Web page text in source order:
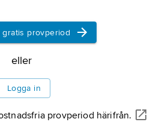
gratis provperiod
eller
Logga in
provperiod härifrån.